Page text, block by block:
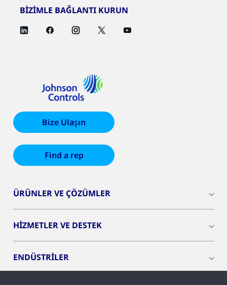
BİZİMLE BAĞLANTI KURUN
Bize Ulaşın
Find a rep
ÜRÜNLER VE ÇÖZÜMLER
HİZMETLER VE DESTEK
ENDÜSTRİLER